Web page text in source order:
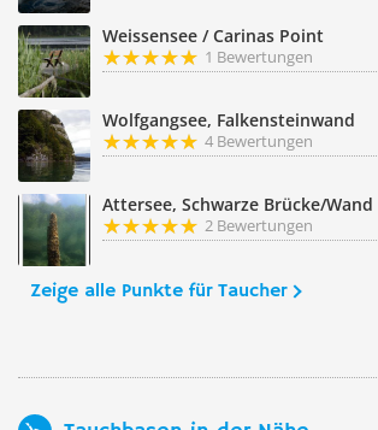
Weissensee / Carinas Point
1 Bewertungen
Wolfgangsee, Falkensteinwand
4 Bewertungen
Attersee, Schwarze Brücke/Wand
2 Bewertungen
Zeige alle Punkte für Taucher